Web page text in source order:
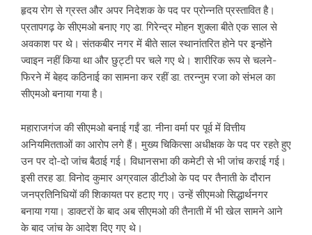
हृदय रोग से ग्रस्त और अपर निदेशक के पद पर प्रोन्नति प्रस्तावित है।
प्रतापगढ़ के सीएमओ बनाए गए डा. गिरेन्द्र मोहन शुक्ला बीते एक साल से
अवकाश पर थे। संतकबीर नगर में बीते साल स्थानांतरित होने पर इन्होंने
ज्वाइन नहीं किया था और छुट्टी पर चले गए थे। शारीरिक रूप से चलने-
फिरने में बेहद कठिनाई का सामना कर रहीं डा. तरन्नुम रजा को संभल का
सीएमओ बनाया गया है।
महाराजगंज की सीएमओ बनाई गईं डा. नीना वर्मा पर पूर्व में वित्तीय
अनियमितताओं का आरोप लगे हैं। मुख्य चिकित्सा अधीक्षक के पद पर रहते हुए
उन पर दो-दो जांच बैठाई गई। विधानसभा की कमेटी से भी जांच कराई गई।
इसी तरह डा. विनोद कुमार अग्रवाल डीटीओ के पद पर तैनाती के दौरान
जनप्रतिनिधियों की शिकायत पर हटाए गए। उन्हें सीएमओ सिद्धार्थनगर
बनाया गया। डाक्टरों के बाद अब सीएमओ की तैनाती में भी खेल सामने आने
के बाद जांच के आदेश द‍िए गए थे।